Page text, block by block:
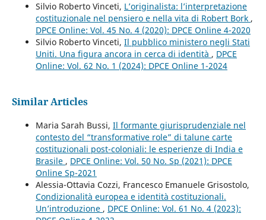
Silvio Roberto Vinceti, L’originalista: l’interpretazione
costituzionale nel pensiero e nella vita di Robert Bork ,
DPCE Online: Vol. 45 No. 4 (2020): DPCE Online 4-2020
Silvio Roberto Vinceti, Il pubblico ministero negli Stati
Uniti. Una figura ancora in cerca di identità , DPCE
Online: Vol. 62 No. 1 (2024): DPCE Online 1-2024
Similar Articles
Maria Sarah Bussi, Il formante giurisprudenziale nel
contesto del “transformative role” di talune carte
costituzionali post-coloniali: le esperienze di India e
Brasile , DPCE Online: Vol. 50 No. Sp (2021): DPCE
Online Sp-2021
Alessia-Ottavia Cozzi, Francesco Emanuele Grisostolo,
Condizionalità europea e identità costituzionali.
Un’introduzione , DPCE Online: Vol. 61 No. 4 (2023):